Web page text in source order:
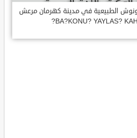
الطبيعية في مدينة كهرمان مرعش